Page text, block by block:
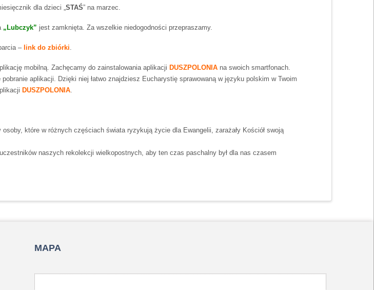
dla dzieci „ STAŚ” na marzec.
„Lubczyk” jest zamknięta. Za wszelkie niedogodności przepraszamy.
– link do zbiórki.
mobilną. Zachęcamy do zainstalowania aplikacji DUSZPOLONIAna swoich smartfonach.
aplikacji. Dzięki niej łatwo znajdziesz Eucharystię sprawowaną w języku polskim w Twoim
DUSZPOLONIA.
osoby, które w różnych częściach świata ryzykują życie dla Ewangelii, zarażały Kościół swoją
naszych rekolekcji wielkopostnych, aby ten czas paschalny był dla nas czasem
MAPA